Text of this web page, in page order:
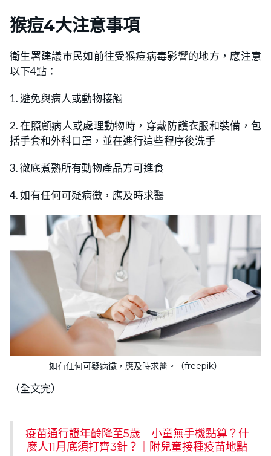
猴痘4大注意事項
衛生署建議市民如前往受猴痘病毒影響的地方，應注意
以下4點：
1. 避免與病人或動物接觸
2. 在照顧病人或處理動物時，穿戴防護衣服和裝備，包
括手套和外科口罩，並在進行這些程序後洗手
3. 徹底煮熟所有動物產品方可進食
4. 如有任何可疑病徵，應及時求醫
如有任何可疑病徵，應及時求醫。（freepik）
（全文完）
疫苗通行證年齡降至5歲 小童無手機點算？什
麼人11月底須打齊3針？｜附兒童接種疫苗地點